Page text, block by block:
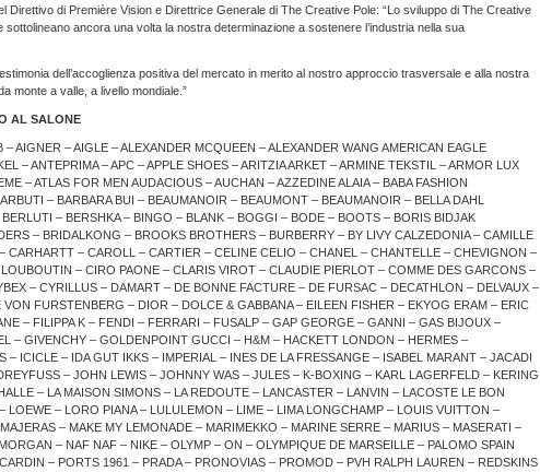
Direttivo di Première Vision e Direttrice Generale di The Creative Pole: “Lo sviluppo di The Creative
sottolineano ancora una volta la nostra determinazione a sostenere l’industria nella sua
dell’accoglienza positiva del mercato in merito al nostro approccio trasversale e alla nostra
monte a valle, a livello mondiale.”
AL SALONE
– AIGNER – AIGLE – ALEXANDER MCQUEEN – ALEXANDER WANG AMERICAN EAGLE
– ANTEPRIMA – APC – APPLE SHOES – ARITZIA ARKET – ARMINE TEKSTIL – ARMOR LUX
– ATLAS FOR MEN AUDACIOUS – AUCHAN – AZZEDINE ALAIA – BABA FASHION
– BARBARA BUI – BEAUMANOIR – BEAUMONT – BEAUMANOIR – BELLA DAHL
– BERSHKA – BINGO – BLANK – BOGGI – BODE – BOOTS – BORIS BIDJAK
– BRIDALKONG – BROOKS BROTHERS – BURBERRY – BY LIVY CALZEDONIA – CAMILLE
CARHARTT – CAROLL – CARTIER – CELINE CELIO – CHANEL – CHANTELLE – CHEVIGNON –
– CIRO PAONE – CLARIS VIROT – CLAUDIE PIERLOT – COMME DES GARCONS –
– CYRILLUS – DAMART – DE BONNE FACTURE – DE FURSAC – DECATHLON – DELVAUX –
FURSTENBERG – DIOR – DOLCE & GABBANA – EILEEN FISHER – EKYOG ERAM – ERIC
– FILIPPA K – FENDI – FERRARI – FUSALP – GAP GEORGE – GANNI – GAS BIJOUX –
– GIVENCHY – GOLDENPOINT GUCCI – H&M – HACKETT LONDON – HERMES –
ICICLE – IDA GUT IKKS – IMPERIAL – INES DE LA FRESSANGE – ISABEL MARANT – JACADI
– JOHN LEWIS – JOHNNY WAS – JULES – K-BOXING – KARL LAGERFELD – KERING
– LA MAISON SIMONS – LA REDOUTE – LANCASTER – LANVIN – LACOSTE LE BON
LOEWE – LORO PIANA – LULULEMON – LIME – LIMA LONGCHAMP – LOUIS VUITTON –
– MAKE MY LEMONADE – MARIMEKKO – MARINE SERRE – MARIUS – MASERATI –
– NAF NAF – NIKE – OLYMP – ON – OLYMPIQUE DE MARSEILLE – PALOMO SPAIN
– PORTS 1961 – PRADA – PRONOVIAS – PROMOD – PVH RALPH LAUREN – REDSKINS